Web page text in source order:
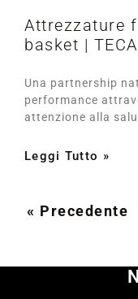
Attrezzature
basket |
Una partnership
performance
attenzione alla
Leggi Tutto »
« Precedente